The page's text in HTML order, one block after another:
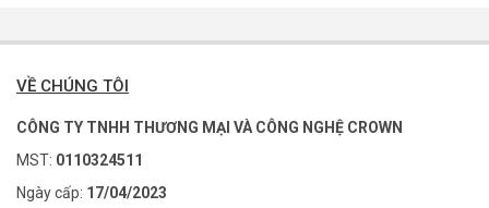
VỀ CHÚNG TÔI
CÔNG TY TNHH THƯƠNG MẠI VÀ CÔNG NGHỆ CROWN
MST: 0110324511
Ngày cấp: 17/04/2023